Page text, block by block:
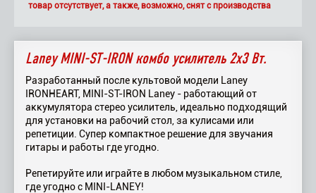
товар отсутствует, а также, возможно, снят с производства
Laney MINI-ST-IRON комбо усилитель 2х3 Вт.
Разработанный после культовой модели Laney
IRONHEART, MINI-ST-IRON Laney - работающий от
аккумулятора стерео усилитель, идеально подходящий
для установки на рабочий стол, за кулисами или
репетиции. Супер компактное решение для звучания
гитары и работы где угодно.
Репетируйте или играйте в любом музыкальном стиле,
где угодно с MINI-LANEY!